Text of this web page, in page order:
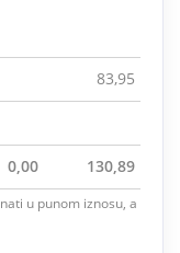
83,95
0,00 130,89
u punom iznosu, a